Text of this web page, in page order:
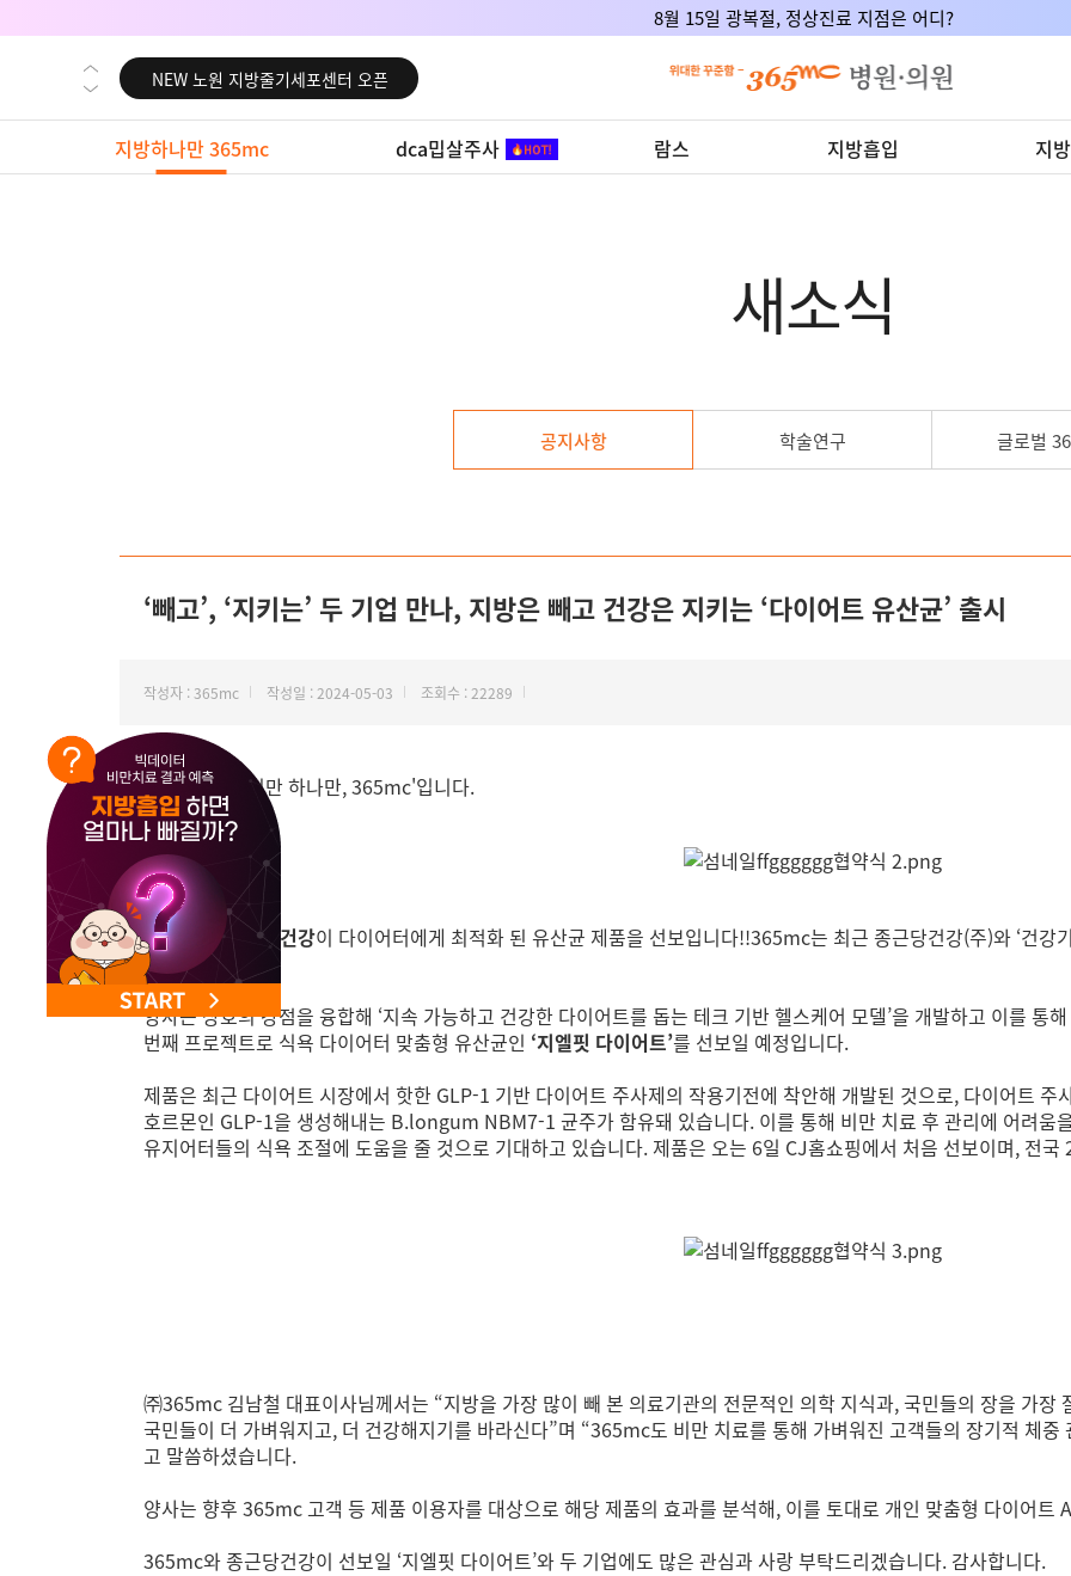
8월 15일 광복절, 정상진료 지점은 어디?
NEW 대전 지방줄기세포센터 오픈
NEW 노원 지방줄기세포센터 오픈
NEW 미국 LA점 오픈
NEW 부산 지방줄기세포센터 오픈
지방하나만 365mc dca밉살주사 람스 지방흡입 지
새소식
공지사항 학술연구 글로벌
‘빼고’, ‘지키는’ 두 기업 만나, 지방은 빼고 건강은 지키는 ‘다이어트 유산균’ 출시
작성자 : 365mc 작성일 : 2024-05-03 조회수 : 22289
안녕하세요. '비만 하나만, 365mc'입니다.
365mc 와종근당건강이 다이어터에게 최적화 된 유산균 제품을 선보입니다!!365mc는 최근 종근당건강(주)와 ‘건강
했는데요!
양사는 상호의 강점을 융합해 ‘지속 가능하고 건강한 다이어트를 돕는 테크 기반 헬스케어 모델’을 개발하고 이를 통
번째 프로젝트로 식욕 다이어터 맞춤형 유산균인 ‘지엘핏 다이어트’를 선보일 예정입니다.
제품은 최근 다이어트 시장에서 핫한 GLP-1 기반 다이어트 주사제의 작용기전에 착안해 개발된 것으로, 다이어트
호르몬인 GLP-1을 생성해내는 B.longum NBM7-1 균주가 함유돼 있습니다. 이를 통해 비만 치료 후 관리에 어려움
유지어터들의 식욕 조절에 도움을 줄 것으로 기대하고 있습니다. 제품은 오는 6일 CJ홈쇼핑에서 처음 선보이며, 전
㈜365mc 김남철 대표이사님께서는 “지방을 가장 많이 빼 본 의료기관의 전문적인 의학 지식과, 국민들의 장을 가장
국민들이 더 가벼워지고, 더 건강해지기를 바라신다”며 “365mc도 비만 치료를 통해 가벼워진 고객들의 장기적 체
고 말씀하셨습니다.
양사는 향후 365mc 고객 등 제품 이용자를 대상으로 해당 제품의 효과를 분석해, 이를 토대로 개인 맞춤형 다이어
365mc와 종근당건강이 선보일 ‘지엘핏 다이어트’와 두 기업에도 많은 관심과 사랑 부탁드리겠습니다. 감사합니다.